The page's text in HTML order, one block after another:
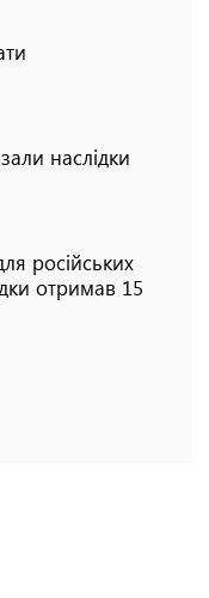
наслідки
російських
отримав 15